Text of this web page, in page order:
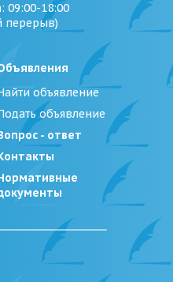
: 09:00-18:00
перерыв)
объявление
объявление
- ответ